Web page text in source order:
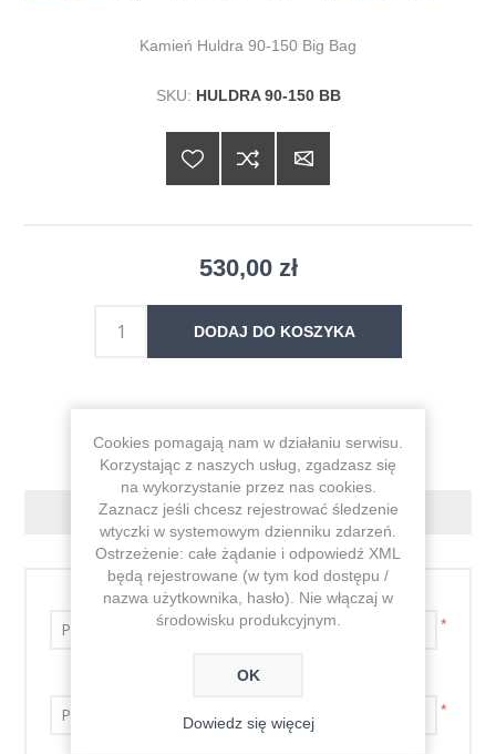
Kamień Huldra 90-150 Big Bag
SKU: HULDRA 90-150 BB
530,00 zł
DODAJ DO KOSZYKA
KONTAKT
Imię i nazwisko
*
Adres e-mail
*
Cookies pomagają nam w działaniu serwisu.
Korzystając z naszych usług, zgadzasz się
na wykorzystanie przez nas cookies.
Zaznacz jeśli chcesz rejestrować śledzenie
wtyczki w systemowym dzienniku zdarzeń.
Ostrzeżenie: całe żądanie i odpowiedź XML
będą rejestrowane (w tym kod dostępu /
nazwa użytkownika, hasło). Nie włączaj w
środowisku produkcyjnym.
OK
Dowiedz się więcej